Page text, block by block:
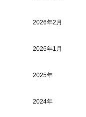
2026年2月
2026年1月
2025年
2024年